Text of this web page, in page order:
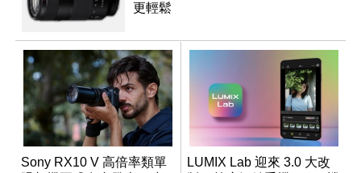
更輕鬆
Sony RX10 V 高倍率類單
LUMIX Lab 迎來 3.0 大改